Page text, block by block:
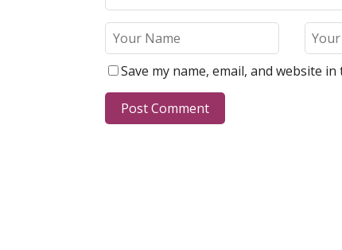
Save my name, email, and website